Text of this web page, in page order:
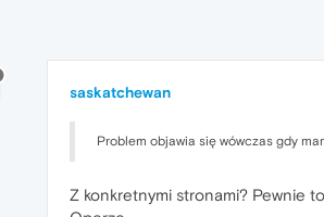
saskatchewan
Problem objawia się wówczas gdy
Z konkretnymi stronami? Pewnie